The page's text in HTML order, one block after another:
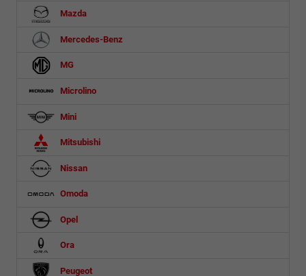
Mazda
Mercedes-Benz
MG
Microlino
Mini
Mitsubishi
Nissan
Omoda
Opel
Ora
Peugeot